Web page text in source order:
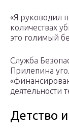
«Я руководил
количествах
это голимый
Служба
Прилепина
деятельности
Детство